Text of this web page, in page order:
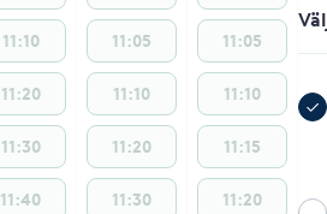
11:10
11:20
11:30
11:40
11:05
11:10
11:20
11:30
11:05
11:10
11:15
11:20